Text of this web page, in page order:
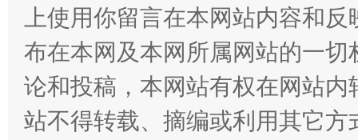
“蜀中异人”王建安的艺术幻境
上使用你留言在本网站内容和
布在本网及本网所属网站的一
论和投稿，本网站有权在网站
站不得转载、摘编或利用其它